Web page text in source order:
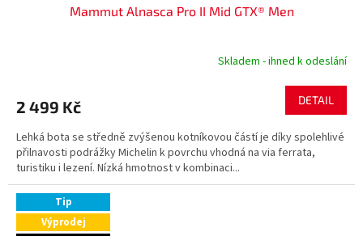
Mammut Alnasca Pro II Mid GTX® Men
Skladem - ihned k odeslání
2 499 Kč DETAIL
Lehká bota se středně zvýšenou kotníkovou částí je díky spolehlivé
přilnavosti podrážky Michelin k povrchu vhodná na via ferrata,
turistiku i lezení. Nízká hmotnost v kombinaci...
Tip
Výprodej